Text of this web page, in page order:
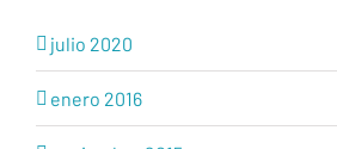
julio 2020
enero 2016